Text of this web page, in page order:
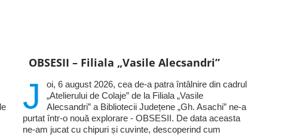
OBSESII – Filiala „Vasile Alecsandri”
J
oi, 6 august 2026, cea de-a patra întâlnire din cadrul
„Atelierului de Colaje” de la Filiala „Vasile
Alecsandri” a Bibliotecii Județene „Gh. Asachi” ne-a
purtat într-o nouă explorare - OBSESII. De data aceasta
ne-am jucat cu chipuri și cuvinte, descoperind cum